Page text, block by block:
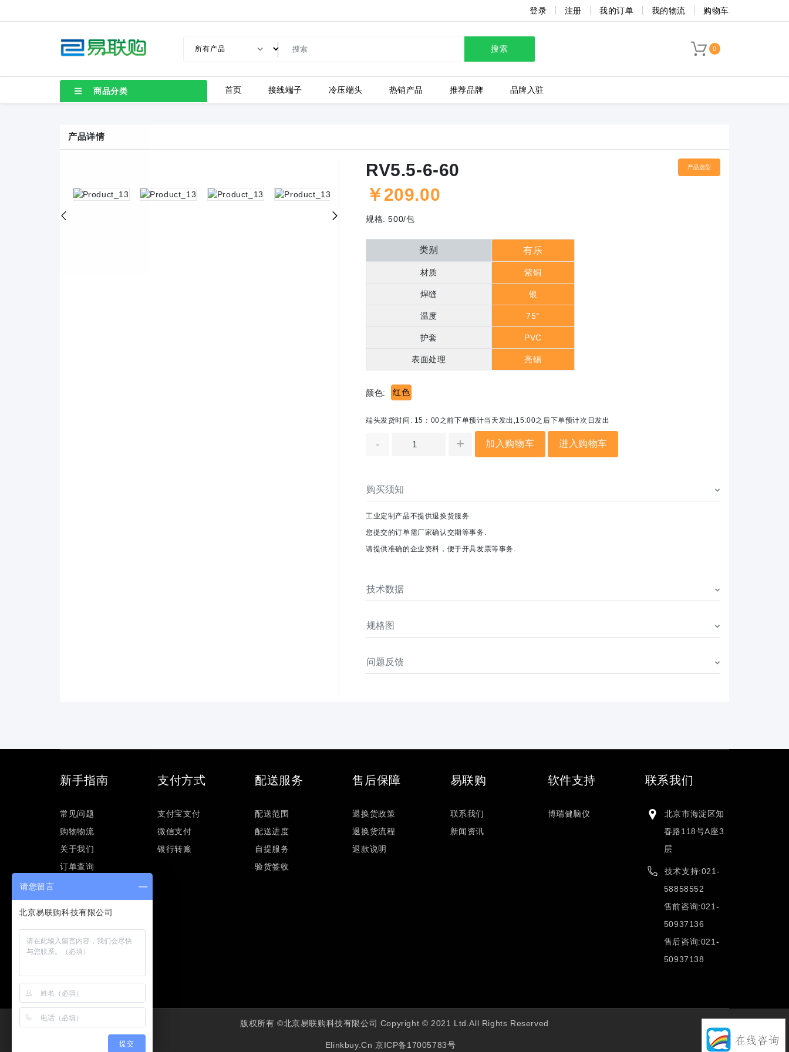
登录 注册 我的订单 我的物流 购物车
搜索 0
商品分类 首页 接线端子 冷压端头 热销产品 推荐品牌 品牌入驻
LC80-2.54-10P-130-00A
上海有乐
产品详情
产品选型
RV5.5-6-60
￥ 209.00
规格: 500/包
类别 有乐
材质 紫铜
焊缝 银
温度 75°
护套 PVC
表面处理 亮锡
颜色: 红色
端头发货时间: 15：00之前下单预计当天发出,15:00之后下单预计次日发出
- + 加入购物车 进入购物车
购买须知
工业定制产品不提供退换货服务.
您提交的订单需厂家确认交期等事务.
请提供准确的企业资料，便于开具发票等事务.
技术数据
规格图
问题反馈
新手指南
常见问题
购物物流
关于我们
订单查询
支付方式
支付宝支付
微信支付
银行转账
配送服务
配送范围
配送进度
自提服务
验货签收
售后保障
退换货政策
退换货流程
退款说明
易联购
联系我们
新闻资讯
软件支持
博瑞健脑仪
联系我们
北京市海淀区知
春路118号A座3
层
技术支持:021-
58858552
售前咨询:021-
50937136
售后咨询:021-
50937138
版权所有 ©北京易联购科技有限公司 Copyright © 2021 Ltd.All Rights Reserved
Elinkbuy.cn 京ICP备17005783号
请您留言
提交